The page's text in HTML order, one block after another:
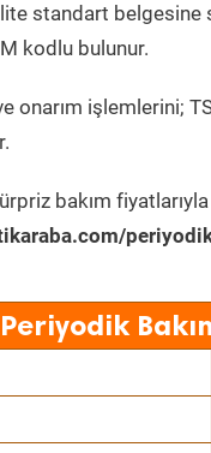
standart
kodlu bulunur.
onarım işlemlerini;
bakım fiyatlarıyla